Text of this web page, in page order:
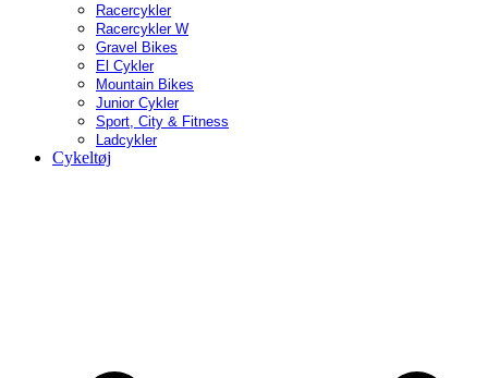
Racercykler
Racercykler W
Gravel Bikes
El Cykler
Mountain Bikes
Junior Cykler
Sport, City & Fitness
Ladcykler
Cykeltøj